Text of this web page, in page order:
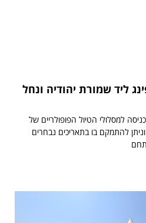
ליד שמורת יהודיה ונחל
למסלולי הטיול הפופולריים של
להתמקם בו בתאריכים נבחרים